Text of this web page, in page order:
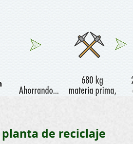
de reciclaje